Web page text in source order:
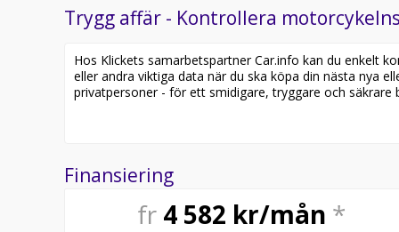
Intelligent emergency call
R1300GS
Trygg affär - Kontrollera
Hos Klickets samarbetspartner Car.info kan du enkelt
eller andra viktiga data när du ska köpa din nästa nya
privatpersoner - för ett smidigare, tryggare och säkrare
Finansiering
fr 4 582 kr/mån *